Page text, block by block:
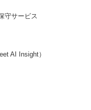
守サービス
AI Insight）